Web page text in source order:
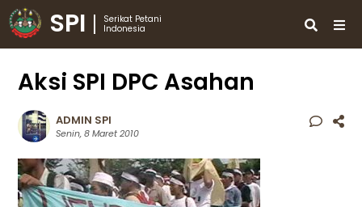
SPI
Serikat Petani
Indonesia
Aksi SPI DPC Asahan
ADMIN SPI
Senin, 8 Maret 2010